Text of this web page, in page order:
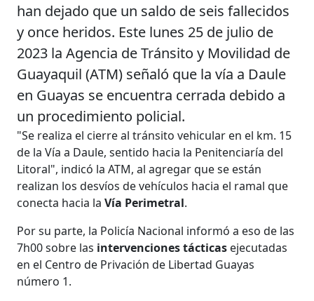
han dejado que un saldo de seis fallecidos
y once heridos. Este lunes 25 de julio de
2023 la Agencia de Tránsito y Movilidad de
Guayaquil (ATM) señaló que la vía a Daule
en Guayas se encuentra cerrada debido a
un procedimiento policial.
"Se realiza el cierre al tránsito vehicular en el km. 15
de la Vía a Daule, sentido hacia la Penitenciaría del
Litoral", indicó la ATM, al agregar que se están
realizan los desvíos de vehículos hacia el ramal que
conecta hacia la Vía Perimetral.
Por su parte, la Policía Nacional informó a eso de las
7h00 sobre las intervenciones tácticas ejecutadas
en el Centro de Privación de Libertad Guayas
número 1.